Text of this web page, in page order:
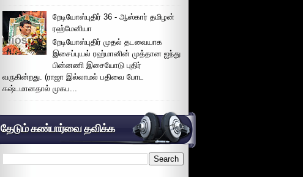
றேடியோஸ்புதிர் 36 - ஆஸ்கார் தமிழன்
ரஹ்மேனியா
றேடியோஸ்புதிர் முதல் தடவையாக
இசைப்புயல் ரஹ்மானின் முத்தான ஐந்து
பின்னணி இசையோடு புதிர்
வருகின்றது. (ராஜா இல்லாமல் பதிவை போட
கஷ்டமானதால் முகப...
தேடும் கண்பார்வை தவிக்க